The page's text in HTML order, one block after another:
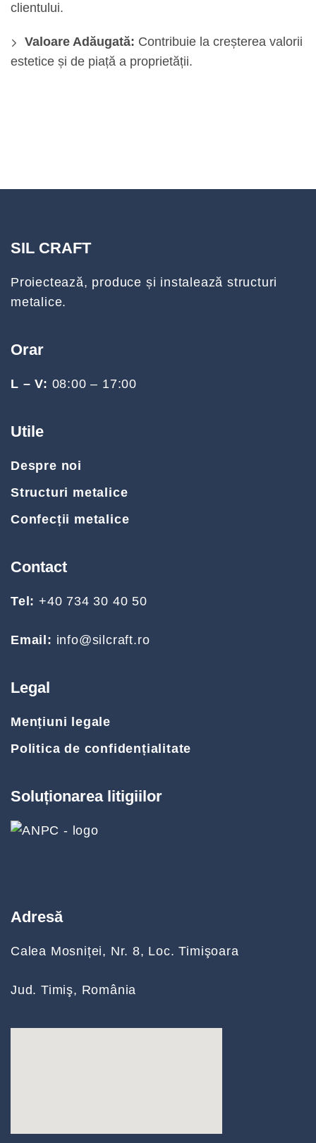
clientului.
Valoare Adăugată: Contribuie la creșterea valorii
estetice și de piață a proprietății.
SIL CRAFT
Proiectează, produce și instalează structuri
metalice.
Orar
L – V: 08:00 – 17:00
Utile
Despre noi
Structuri metalice
Confecții metalice
Contact
Tel: +40 734 30 40 50
Email: info@silcraft.ro
Legal
Mențiuni legale
Politica de confidențialitate
Soluționarea litigiilor
Adresă
Calea Mosniței, Nr. 8, Loc. Timişoara
Jud. Timiş, România